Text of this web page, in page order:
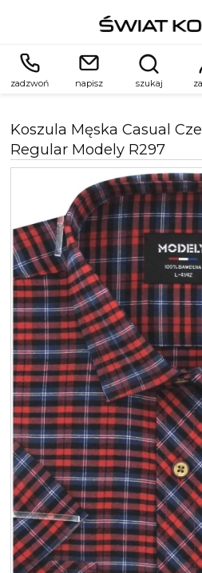
zadzwoń napisz szukaj
Koszula Męska Casual
Regular Modely R297